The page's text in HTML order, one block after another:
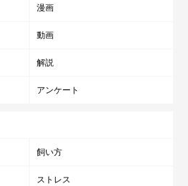
漫画
動画
解説
アンケート
飼い方
ストレス